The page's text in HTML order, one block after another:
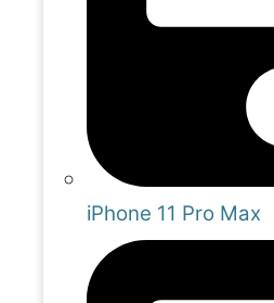
iPhone 11 Pro Max